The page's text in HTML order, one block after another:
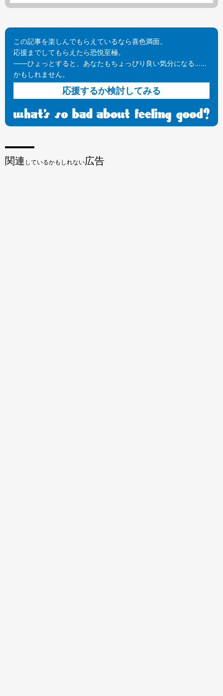
この記事を楽しんでもらえているなら喜色満面。
応援までしてもらえたら恐悦至極。
——ひょっとすると、あなたもちょっぴり良い気分になる……
かもしれません。
応援するか検討してみる
関連 しているかもしれない広告